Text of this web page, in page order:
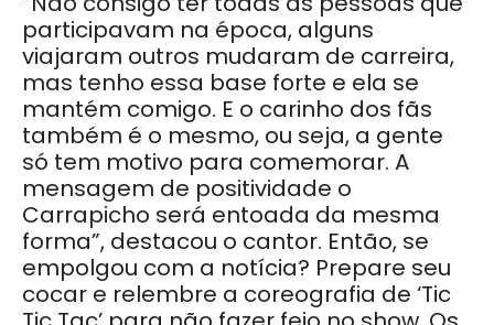
participavam na época, alguns
viajaram outros mudaram de carreira,
mas tenho essa base forte e ela se
mantém comigo. E o carinho dos fãs
também é o mesmo, ou seja, a gente
só tem motivo para comemorar. A
mensagem de positividade o
Carrapicho será entoada da mesma
forma”, destacou o cantor. Então, se
empolgou com a notícia? Prepare seu
cocar e relembre a coreografia de ‘Tic